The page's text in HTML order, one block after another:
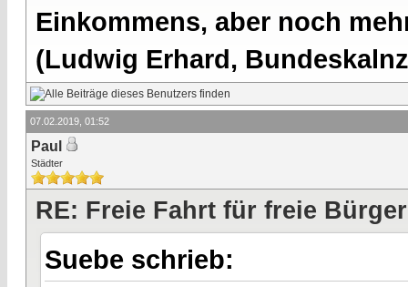
Einkommens, aber noch
(Ludwig Erhard,
07.02.2019, 01:52
Paul
Städter
RE: Freie Fahrt für freie Bürger
Suebe schrieb: